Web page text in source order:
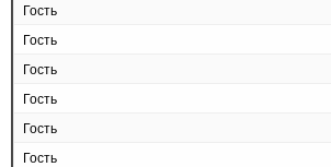
Гость
Гость
Гость
Гость
Гость
Гость